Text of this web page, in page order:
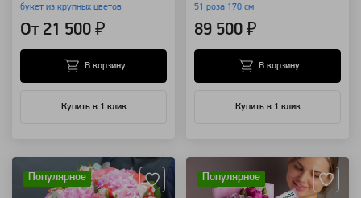
букет из крупных цветов
От 21 500 ₽
Купить в 1 клик
В корзину
51 роза 170 см
89 500 ₽
Купить в 1 клик
В корзину
Популярное Популярное